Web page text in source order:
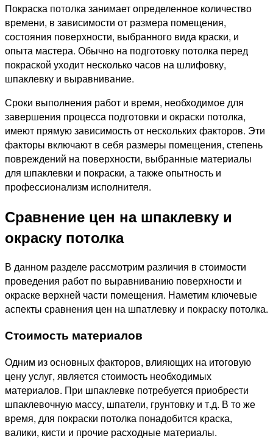
Покраска потолка занимает определенное количество
времени, в зависимости от размера помещения,
состояния поверхности, выбранного вида краски, и
опыта мастера. Обычно на подготовку потолка перед
покраской уходит несколько часов на шлифовку,
шпаклевку и выравнивание.
Сроки выполнения работ и время, необходимое для
завершения процесса подготовки и окраски потолка,
имеют прямую зависимость от нескольких факторов. Эти
факторы включают в себя размеры помещения, степень
повреждений на поверхности, выбранные материалы
для шпаклевки и покраски, а также опытность и
профессионализм исполнителя.
Сравнение цен на шпаклевку и
окраску потолка
В данном разделе рассмотрим различия в стоимости
проведения работ по выравниванию поверхности и
окраске верхней части помещения. Наметим ключевые
аспекты сравнения цен на шпатлевку и покраску потолка.
Стоимость материалов
Одним из основных факторов, влияющих на итоговую
цену услуг, является стоимость необходимых
материалов. При шпаклевке потребуется приобрести
шпаклевочную массу, шпатели, грунтовку и т.д. В то же
время, для покраски потолка понадобится краска,
валики, кисти и прочие расходные материалы.